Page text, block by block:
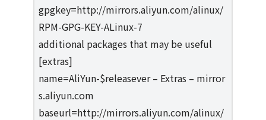
gpgkey=http://mirrors.aliyun.com/alinux/
RPM-GPG-KEY-ALinux-7
additional packages that may be useful
[extras]
name=AliYun-$releasever – Extras – mirror
s.aliyun.com
baseurl=http://mirrors.aliyun.com/alinux/